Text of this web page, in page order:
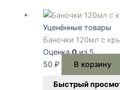
Уценённые товары
Баночки 120мл с
Оценка0из 5
50 ₽ В корзину
Быстрый